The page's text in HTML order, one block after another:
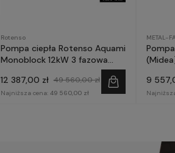
Rotenso
Pompa ciepła Rotenso Aquami
Monoblock 12kW 3 fazowa
12 387,00 zł 49 560,00 zł
Najniższa cena: 49 560,00 zł
METAL-
9